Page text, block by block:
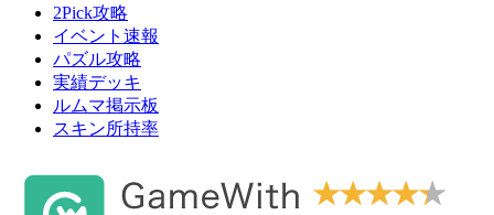
2Pick攻略
イベント速報
パズル攻略
実績デッキ
ルムマ掲示板
スキン所持率